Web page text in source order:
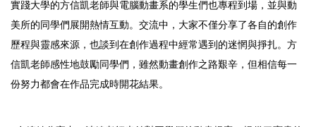
實踐大學的方信凱老師與電腦動畫系的學生們也專程到場，並與動
美所的同學們展開熱情互動。交流中，大家不僅分享了各自的創作
歷程與靈感來源，也談到在創作過程中經常遇到的迷惘與掙扎。方
信凱老師感性地鼓勵同學們，雖然動畫創作之路艱辛，但相信每一
份努力都會在作品完成時開花結果。